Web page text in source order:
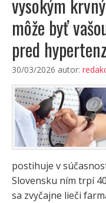
vysokým
môže byť
pred
30/03/2026 autor:
postihuje v
Slovensku ním trpí
sa zvyčajne lieči